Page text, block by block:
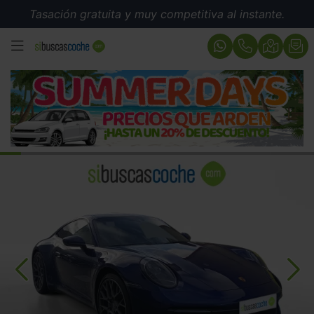
Tasación gratuita y muy competitiva al instante.
MENÚ